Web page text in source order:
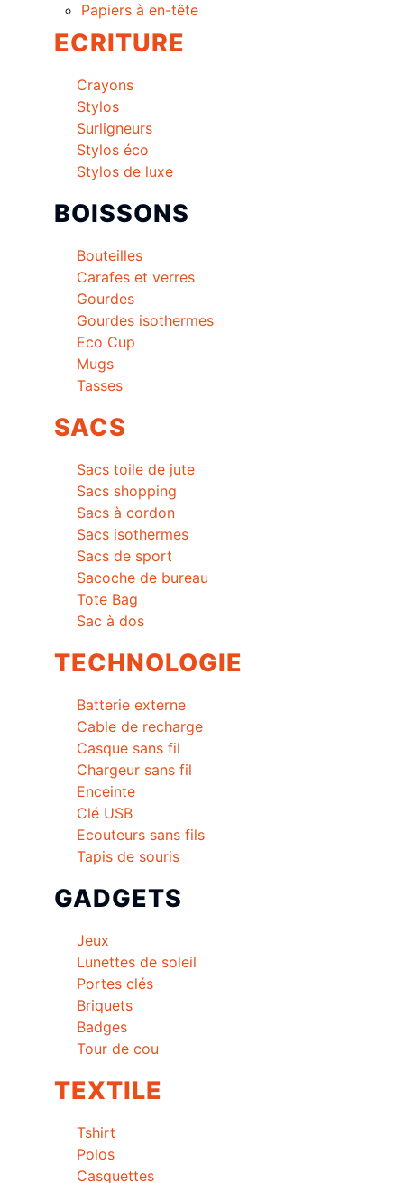
Papiers à en-tête
ECRITURE
Crayons
Stylos
Surligneurs
Stylos éco
Stylos de luxe
BOISSONS
Bouteilles
Carafes et verres
Gourdes
Gourdes isothermes
Eco Cup
Mugs
Tasses
SACS
Sacs toile de jute
Sacs shopping
Sacs à cordon
Sacs isothermes
Sacs de sport
Sacoche de bureau
Tote Bag
Sac à dos
TECHNOLOGIE
Batterie externe
Cable de recharge
Casque sans fil
Chargeur sans fil
Enceinte
Clé USB
Ecouteurs sans fils
Tapis de souris
GADGETS
Jeux
Lunettes de soleil
Portes clés
Briquets
Badges
Tour de cou
TEXTILE
Tshirt
Polos
Casquettes